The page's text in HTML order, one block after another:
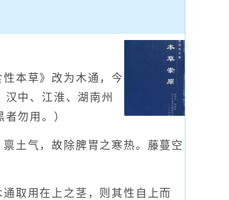
本草》改为木通，今
汉中、江淮、湖南州
勿用。）
土气，故除脾胃之寒热。藤蔓空
取用在上之茎，则其性自上而